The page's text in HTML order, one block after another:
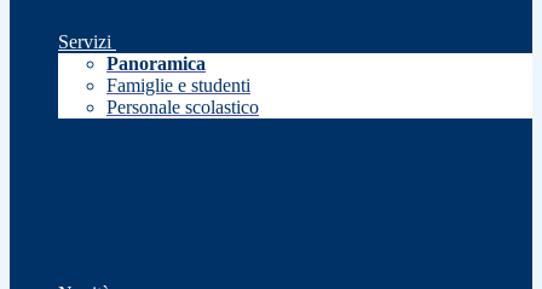
Servizi
Panoramica
Famiglie e studenti
Personale scolastico